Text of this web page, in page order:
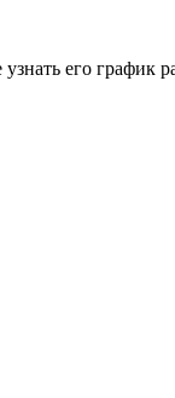
его график